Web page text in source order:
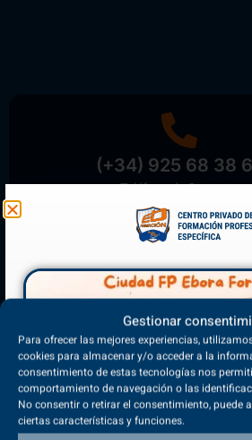
Gestionar
Para ofrecer las mejores experiencias,
cookies para almacenar y/o acceder a la
consentimiento de estas tecnologías nos
comportamiento de navegación o las
No consentir o retirar el consentimiento, puede
ciertas características y funciones.
(+34) 925 68 38
Teléfono de Contacto
Matriculación
¡Reserva tu plaza ahora!